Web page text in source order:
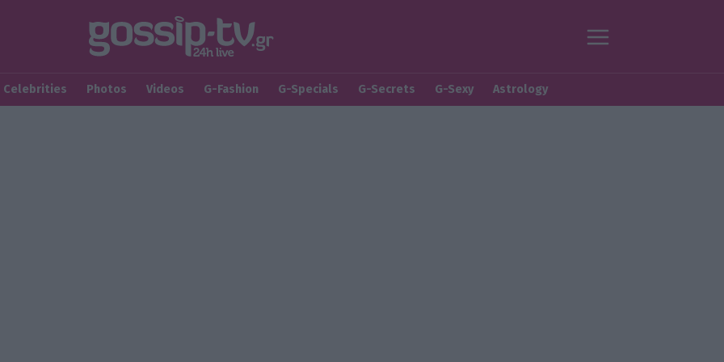
Celebrities Photos Videos G-Fashion G-Specials G-Secrets G-Sexy Astrology